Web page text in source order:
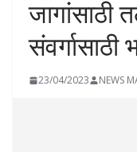
जागांसाठी
संवर्गासाठी
23/04/2023 NEWS